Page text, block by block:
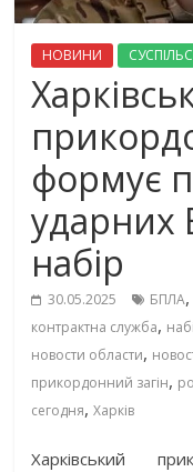
НОВИНИ
формує
ударних
набір
30.05.2025 БПЛА,
контрактна служба,
новости области,
прикордонний загін,
сегодня,Харків
Харківський